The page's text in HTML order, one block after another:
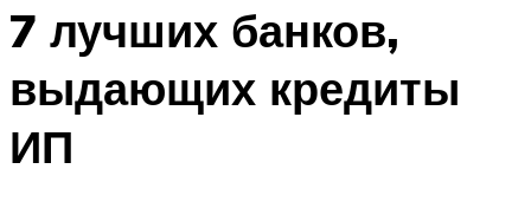
7 лучших банков,
выдающих кредиты
ИП